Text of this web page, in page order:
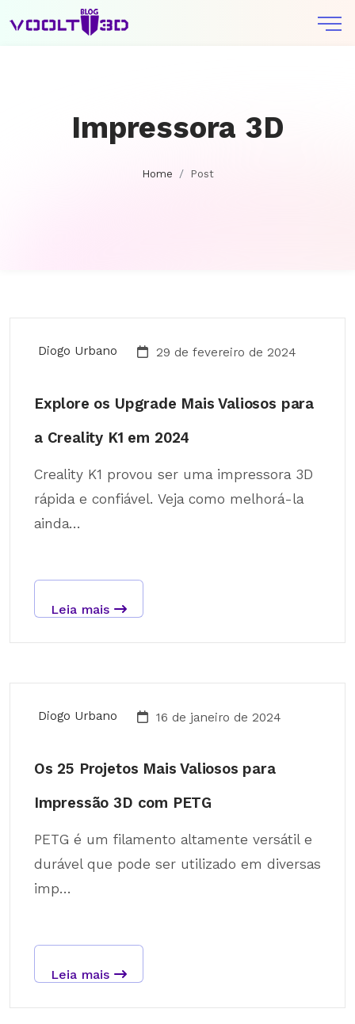
Impressora 3D
Home Post
Diogo Urbano 29 de fevereiro de 2024
Explore os Upgrade Mais Valiosos para
a Creality K1 em 2024
Creality K1 provou ser uma impressora 3D
rápida e confiável. Veja como melhorá-la
ainda...
Leia mais
Diogo Urbano 16 de janeiro de 2024
Os 25 Projetos Mais Valiosos para
Impressão 3D com PETG
PETG é um filamento altamente versátil e
durável que pode ser utilizado em diversas
imp...
Leia mais